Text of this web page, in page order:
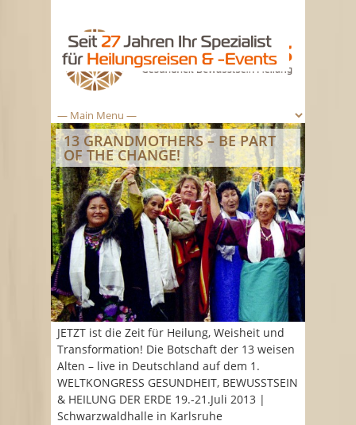
13 GRANDMOTHERS – BE PART
OF THE CHANGE!
JETZT ist die Zeit für Heilung, Weisheit und
Transformation! Die Botschaft der 13 weisen
Alten – live in Deutschland auf dem 1.
WELTKONGRESS GESUNDHEIT, BEWUSSTSEIN
& HEILUNG DER ERDE 19.-21.Juli 2013 |
Schwarzwaldhalle in Karlsruhe